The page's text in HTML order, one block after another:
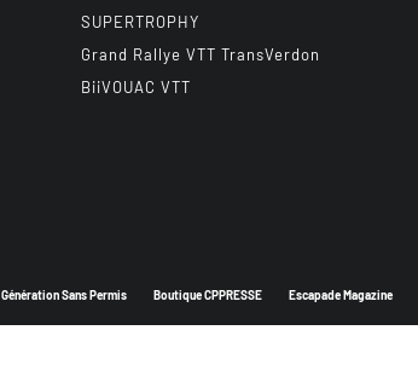
SUPERTROPHY
Grand Rallye VTT TransVerdon
BiiVOUAC VTT
Génération Sans Permis Boutique CPPRESSE Escapade Magazine